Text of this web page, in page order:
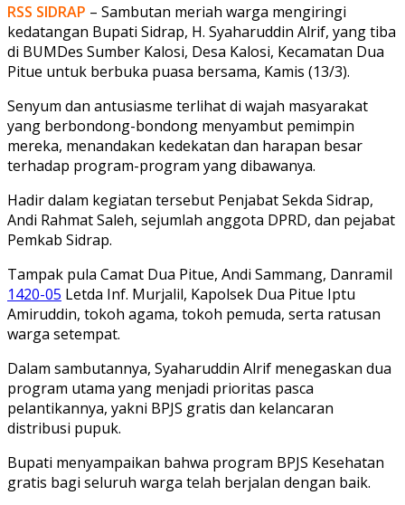
RSS SIDRAP – Sambutan meriah warga mengiringi
kedatangan Bupati Sidrap, H. Syaharuddin Alrif, yang tiba
di BUMDes Sumber Kalosi, Desa Kalosi, Kecamatan Dua
Pitue untuk berbuka puasa bersama, Kamis (13/3).
Senyum dan antusiasme terlihat di wajah masyarakat
yang berbondong-bondong menyambut pemimpin
mereka, menandakan kedekatan dan harapan besar
terhadap program-program yang dibawanya.
Hadir dalam kegiatan tersebut Penjabat Sekda Sidrap,
Andi Rahmat Saleh, sejumlah anggota DPRD, dan pejabat
Pemkab Sidrap.
Tampak pula Camat Dua Pitue, Andi Sammang, Danramil
1420-05 Letda Inf. Murjalil, Kapolsek Dua Pitue Iptu
Amiruddin, tokoh agama, tokoh pemuda, serta ratusan
warga setempat.
Dalam sambutannya, Syaharuddin Alrif menegaskan dua
program utama yang menjadi prioritas pasca
pelantikannya, yakni BPJS gratis dan kelancaran
distribusi pupuk.
Bupati menyampaikan bahwa program BPJS Kesehatan
gratis bagi seluruh warga telah berjalan dengan baik.